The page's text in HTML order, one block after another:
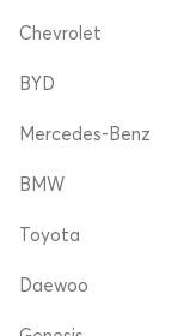
Chevrolet
BYD
Mercedes-Benz
BMW
Toyota
Daewoo